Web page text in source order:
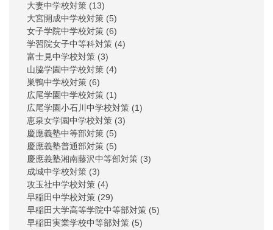
大妻中学校対策 (13)
大宮開成中学校対策 (5)
女子学院中学校対策 (6)
学習院女子中等科対策 (4)
富士見中学校対策 (3)
山脇学園中学校対策 (4)
巣鴨中学校対策 (6)
広尾学園中学校対策 (1)
広尾学園小石川中学校対策 (1)
恵泉女学園中学校対策 (3)
慶應義塾中等部対策 (5)
慶應義塾普通部対策 (5)
慶應義塾湘南藤沢中等部対策 (3)
成城中学校対策 (3)
攻玉社中学校対策 (4)
早稲田中学校対策 (29)
早稲田大学高等学院中等部対策 (5)
早稲田実業学校中等部対策 (5)